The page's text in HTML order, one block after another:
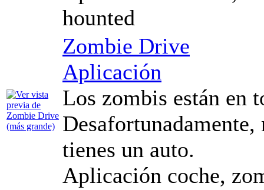
hounted
Zombie Drive
Aplicación
Los zombis están en
tienes un auto.
Aplicación coche,